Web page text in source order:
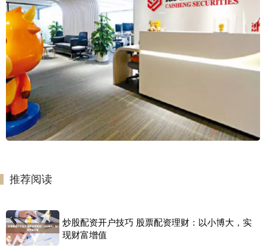
推荐阅读
炒股配资开户技巧 股票配资理财：以小博大，实
现财富增值